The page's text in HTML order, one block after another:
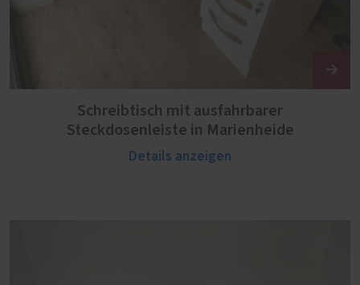
Schreibtisch mit ausfahrbarer
Steckdosenleiste in Marienheide
Details anzeigen